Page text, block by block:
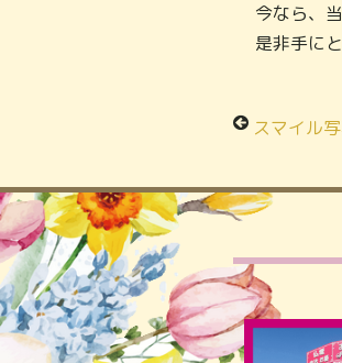
今なら、
是非手に
スマイル